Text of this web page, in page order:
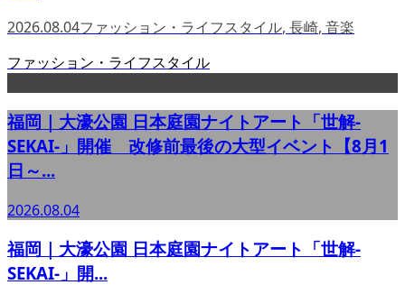
2026.08.04ファッション・ライフスタイル, 長崎, 音楽
ファッション・ライフスタイル
福岡｜大濠公園 日本庭園ナイトアート「世解-
SEKAI-」開催 改修前最後の大型イベント【8月1
日～...
2026.08.04
福岡｜大濠公園 日本庭園ナイトアート「世解-
SEKAI-」開...